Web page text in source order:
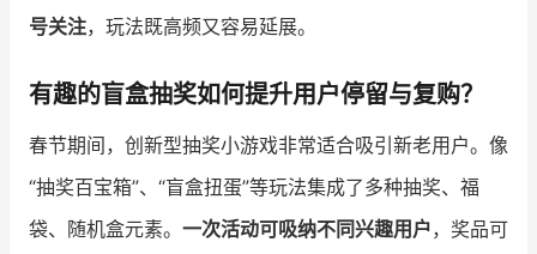
号关注，玩法既高频又容易延展。
有趣的盲盒抽奖如何提升用户停留与复购？
春节期间，创新型抽奖小游戏非常适合吸引新老用户。像
“抽奖百宝箱”、“盲盒扭蛋”等玩法集成了多种抽奖、福
袋、随机盒元素。 一次活动可吸纳不同兴趣用户，奖品可